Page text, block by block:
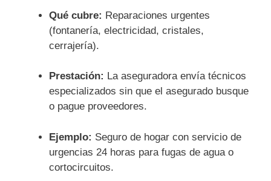
Qué cubre: Reparaciones urgentes
(fontanería, electricidad, cristales,
cerrajería).
Prestación: La aseguradora envía técnicos
especializados sin que el asegurado busque
o pague proveedores.
Ejemplo: Seguro de hogar con servicio de
urgencias 24 horas para fugas de agua o
cortocircuitos.